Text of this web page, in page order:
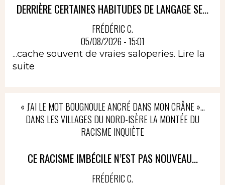
DERRIÈRE CERTAINES HABITUDES DE LANGAGE SE...
FRÉDÉRIC C.
05/08/2026 - 15:01
...cache souvent de vraies saloperies. Lire la
suite
« J’AI LE MOT BOUGNOULE ANCRÉ DANS MON CRÂNE »…
DANS LES VILLAGES DU NORD-ISÈRE LA MONTÉE DU
RACISME INQUIÈTE
CE RACISME IMBÉCILE N’EST PAS NOUVEAU...
FRÉDÉRIC C.